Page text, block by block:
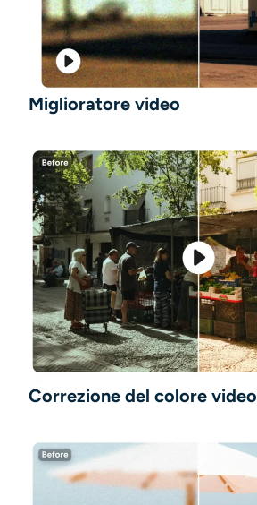
Miglioratore video
Correzione del colore video